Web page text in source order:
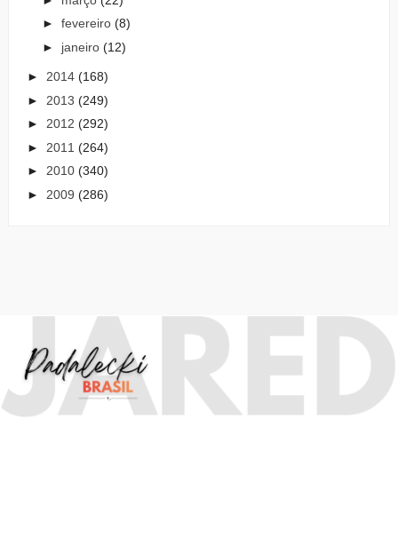
► fevereiro (8)
► janeiro (12)
► 2014 (168)
► 2013 (249)
► 2012 (292)
► 2011 (264)
► 2010 (340)
► 2009 (286)